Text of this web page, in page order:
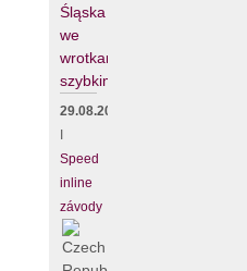
Śląska
we
wrotkarstwie
szybkim
29.08.2026
Speed
inline
závody